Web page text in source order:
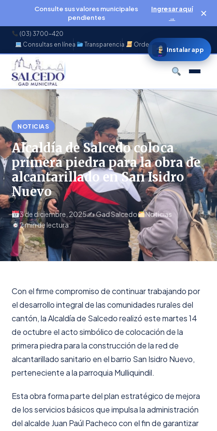
Consulte sus valores municipales
pendientes
Ingresar aquí
→
✕
(03) 3700-420
Consultas en línea
Transparencia Ordenanzas
Buscar
NOTICIAS
Alcaldía de Salcedo coloca
primera piedra para la obra de
alcantarillado en San Isidro
Nuevo
3 de diciembre, 2025✍️ Gad Salcedo
Noticias
2 min de lectura
Con el firme compromiso de continuar trabajando por
el desarrollo integral de las comunidades rurales del
cantón, la Alcaldía de Salcedo realizó este martes 14
de octubre el acto simbólico de colocación de la
primera piedra para la construcción de la red de
alcantarillado sanitario en el barrio San Isidro Nuevo,
perteneciente a la parroquia Mulliquindil.
Esta obra forma parte del plan estratégico de mejora
de los servicios básicos que impulsa la administración
del alcalde Juan Paúl Pacheco con el fin de garantizar
Instalar app